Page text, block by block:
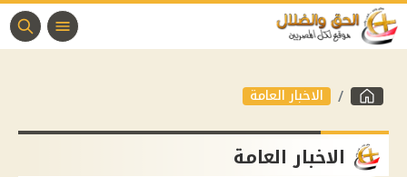
الاخبار العامة
الاخبار العامة